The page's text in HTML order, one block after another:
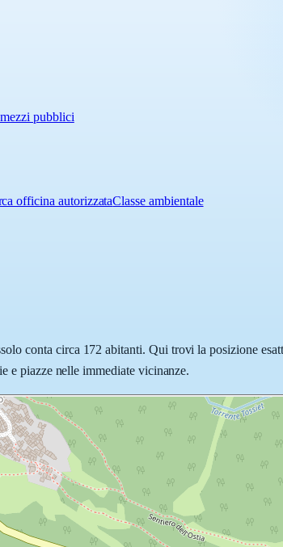
pubblici
officina autorizzataClasse ambientale
conta circa 172 abitanti. Qui trovi la posizione
e piazze nelle immediate vicinanze.